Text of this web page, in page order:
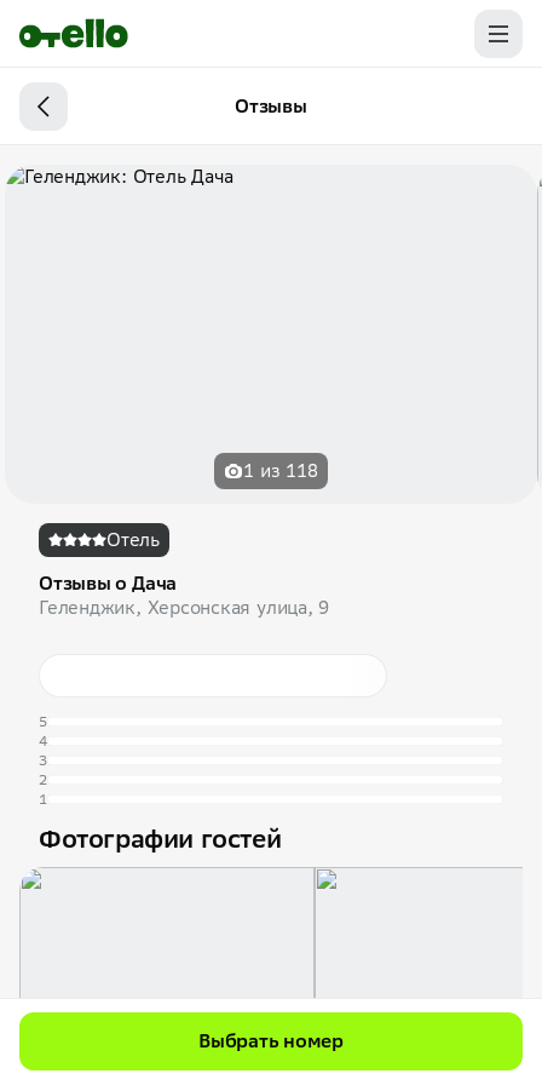
Отзывы
1 из 118
Отель
Отзывы о Дача
Геленджик, Херсонская улица, 9
5
4
3
2
1
Фотографии гостей
Выбрать номер